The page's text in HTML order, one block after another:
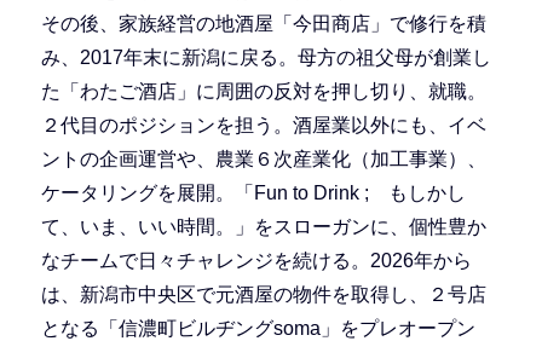
その後、家族経営の地酒屋「今田商店」で修行を積
み、2017年末に新潟に戻る。母方の祖父母が創業し
た「わたご酒店」に周囲の反対を押し切り、就職。
２代目のポジションを担う。酒屋業以外にも、イベ
ントの企画運営や、農業６次産業化（加工事業）、
ケータリングを展開。「Fun to Drink ; もしかし
て、いま、いい時間。」をスローガンに、個性豊か
なチームで日々チャレンジを続ける。2026年から
は、新潟市中央区で元酒屋の物件を取得し、２号店
となる「信濃町ビルヂングsoma」をプレオープン